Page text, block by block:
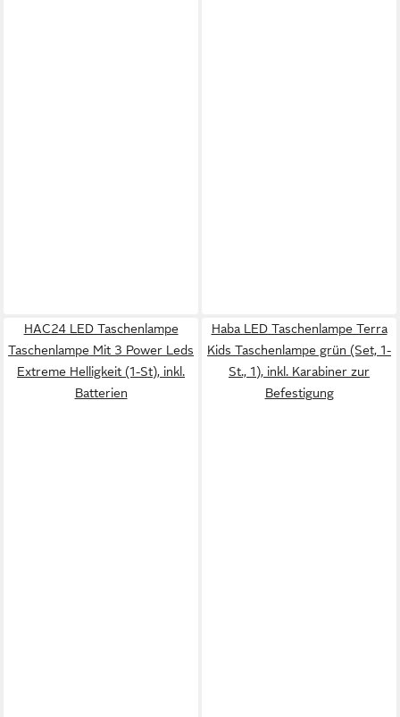
HAC24 LED Taschenlampe
Taschenlampe Mit 3 Power Leds
Extreme Helligkeit (1-St), inkl.
Batterien
Haba LED Taschenlampe Terra
Kids Taschenlampe grün (Set, 1-
St., 1), inkl. Karabiner zur
Befestigung